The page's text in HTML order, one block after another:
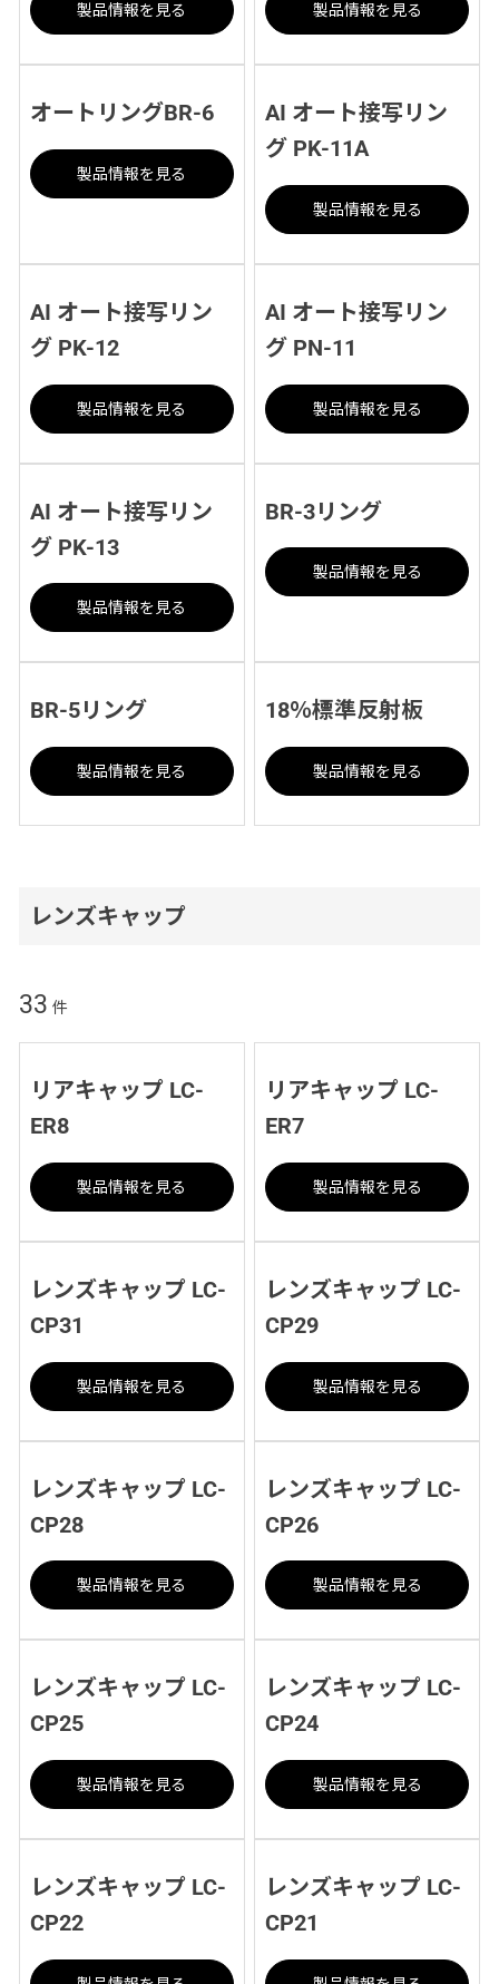
製品情報を見る 製品情報を見る
オートリングBR-6
製品情報を見る
AI オート接写リン
グ PK-11A
製品情報を見る
AI オート接写リン
グ PK-12
製品情報を見る
AI オート接写リン
グ PN-11
製品情報を見る
AI オート接写リン
グ PK-13
製品情報を見る
BR-3リング
製品情報を見る
BR-5リング
製品情報を見る
18％標準反射板
製品情報を見る
レンズキャップ
33 件
リアキャップ LC-
ER8
製品情報を見る
リアキャップ LC-
ER7
製品情報を見る
レンズキャップ LC-
CP31
製品情報を見る
レンズキャップ LC-
CP29
製品情報を見る
レンズキャップ LC-
CP28
製品情報を見る
レンズキャップ LC-
CP26
製品情報を見る
レンズキャップ LC-
CP25
製品情報を見る
レンズキャップ LC-
CP24
製品情報を見る
レンズキャップ LC-
CP22
レンズキャップ LC-
CP21